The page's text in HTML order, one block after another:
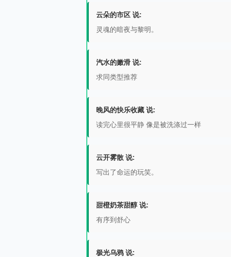
云朵的市区 说:
灵魂的暗夜与黎明。
汽水的嫩滑 说:
求同类型推荐
晚风的快乐收藏 说:
读完心里很平静 像是被洗涤过一样
云开雾散 说:
写出了命运的玩笑。
甜橙奶茶甜醇 说:
有序到舒心
极光乌鸦 说: